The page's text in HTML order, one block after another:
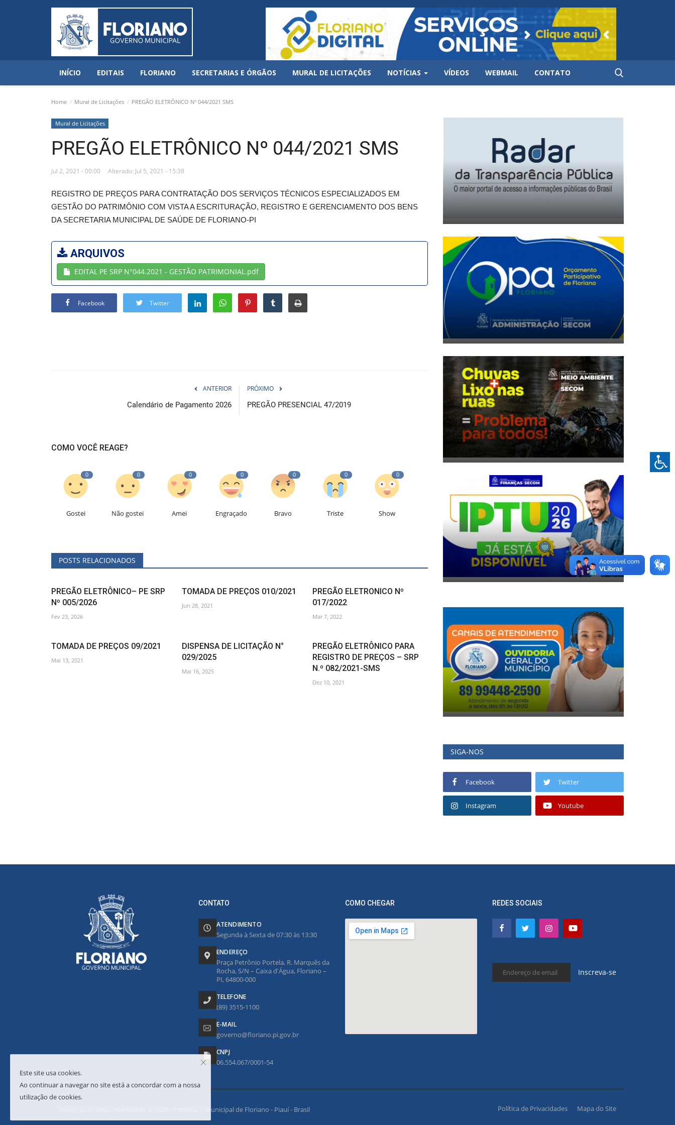
INÍCIO EDITAIS FLORIANO SECRETARIAS E ÓRGÃOS MURAL DE LICITAÇÕES NOTÍCIAS VÍDEOS WEBMAIL CONTATO
Home Mural de Licitações PREGÃO ELETRÔNICO Nº 044/2021 SMS
Mural de Licitações
PREGÃO ELETRÔNICO Nº 044/2021 SMS
Jul 2, 2021 - 00:00 Alterado: Jul 5, 2021 - 15:38
REGISTRO DE PREÇOS PARA CONTRATAÇÃO DOS SERVIÇOS TÉCNICOS ESPECIALIZADOS EM
GESTÃO DO PATRIMÔNIO COM VISTA A ESCRITURAÇÃO, REGISTRO E GERENCIAMENTO DOS BENS
DA SECRETARIA MUNICIPAL DE SAÚDE DE FLORIANO-PI
ARQUIVOS
EDITAL PE SRP N°044.2021 - GESTÃO PATRIMONIAL.pdf
Facebook Twitter
ANTERIOR
Calendário de Pagamento 2026
PRÓXIMO
PREGÃO PRESENCIAL 47/2019
COMO VOCÊ REAGE?
0
Gostei
0
Não gostei
0
Amei
0
Engraçado
0
Bravo
0
Triste
0
Show
POSTS RELACIONADOS
PREGÃO ELETRÔNICO– PE SRP
Nº 005/2026
Fev 23, 2026
TOMADA DE PREÇOS 010/2021
Jun 28, 2021
PREGÃO ELETRONICO Nº
017/2022
Mar 7, 2022
TOMADA DE PREÇOS 09/2021
Mai 13, 2021
DISPENSA DE LICITAÇÃO N°
029/2025
Mai 16, 2025
PREGÃO ELETRÔNICO PARA
REGISTRO DE PREÇOS – SRP
N.º 082/2021-SMS
Dez 10, 2021
SIGA-NOS
Facebook Twitter
Instagram Youtube
CONTATO
ATENDIMENTO
Segunda à Sexta de 07:30 às 13:30
ENDEREÇO
Praça Petrônio Portela, R. Marquês da
Rocha, S/N – Caixa d'Água, Floriano –
PI, 64800-000
TELEFONE
(89) 3515-1100
E-MAIL
governo@floriano.pi.gov.br
CNPJ
06.554.067/0001-54
COMO CHEGAR REDES SOCIAIS
Inscreva-se
Todos os direitos reservados. © 2026 - Prefeitura Municipal de Floriano - Piauí - Brasil Política de Privacidades Mapa do Site
Este site usa cookies.
Ao continuar a navegar no site está a concordar com a nossa
utilização de cookies.